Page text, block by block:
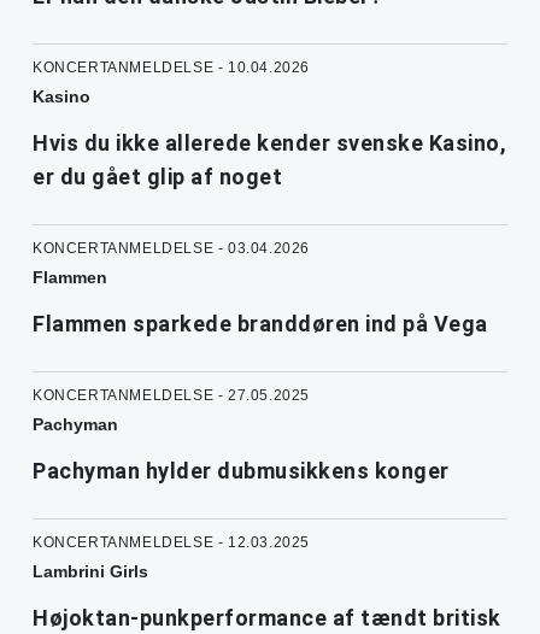
KONCERTANMELDELSE - 10.04.2026
Kasino
Hvis du ikke allerede kender svenske Kasino,
er du gået glip af noget
KONCERTANMELDELSE - 03.04.2026
Flammen
Flammen sparkede branddøren ind på Vega
KONCERTANMELDELSE - 27.05.2025
Pachyman
Pachyman hylder dubmusikkens konger
KONCERTANMELDELSE - 12.03.2025
Lambrini Girls
Højoktan-punkperformance af tændt britisk